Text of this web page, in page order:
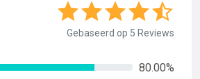
Gebaseerd op 5 Reviews
80.00%